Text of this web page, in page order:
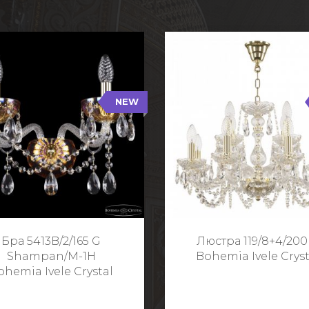
NEW
Бра 5413B/2/165 G
Shampan/M-1H
Ivele Crystal
2/165 G Shampan/M-1H
Тип: Хрустальные
арматуры: Золото/
Кол-во ламп: 2
Ширина: 35 см
Люстра 119/8+4/200
Bohemia Ivele
119/8+4/200 G
Тип: Стеклянный рожок
Цвет арматуры:
Кол-во ламп:
Диаметр: 58